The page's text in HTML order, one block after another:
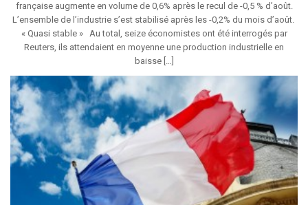
française augmente en volume de 0,6% après le recul de -0,5 % d’août.
L’ensemble de l’industrie s’est stabilisé après les -0,2% du mois d’août.
« Quasi stable » Au total, seize économistes ont été interrogés par
Reuters, ils attendaient en moyenne une production industrielle en
baisse […]